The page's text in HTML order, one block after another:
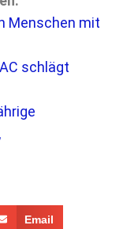
Menschen mit
schlägt
Email